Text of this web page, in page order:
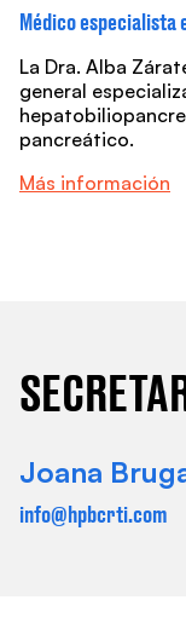
Médico
La Dra. Alba
general
pancreático.
Más información
Joana
info@hpbcrti.com